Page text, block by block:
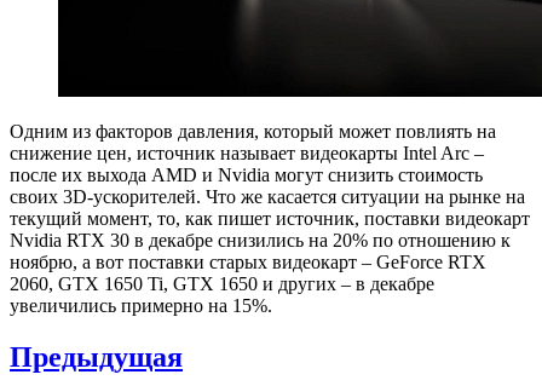
Одним из факторов давления, который может повлиять на
снижение цен, источник называет видеокарты Intel Arc –
после их выхода AMD и Nvidia могут снизить стоимость
своих 3D-ускорителей. Что же касается ситуации на рынке на
текущий момент, то, как пишет источник, поставки видеокарт
Nvidia RTX 30 в декабре снизились на 20% по отношению к
ноябрю, а вот поставки старых видеокарт – GeForce RTX
2060, GTX 1650 Ti, GTX 1650 и других – в декабре
увеличились примерно на 15%.
Навигация
Предыдущая